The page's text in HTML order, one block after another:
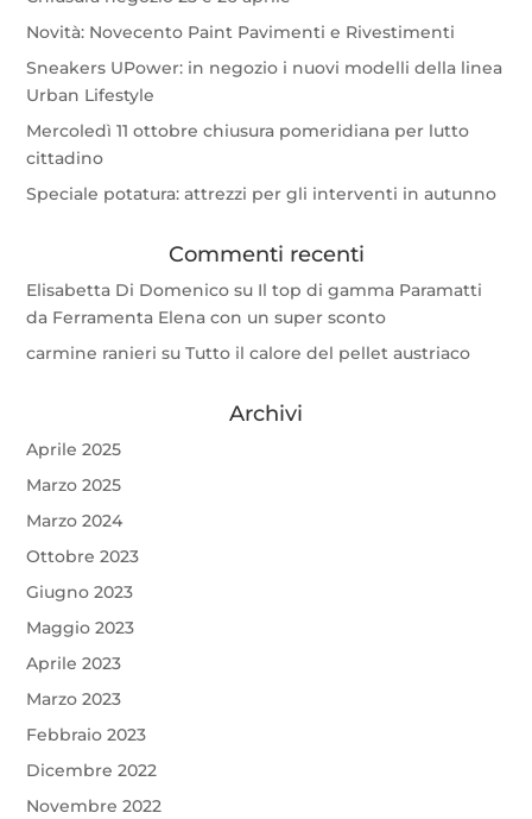
Novità: Novecento Paint Pavimenti e Rivestimenti
Sneakers UPower: in negozio i nuovi modelli della linea
Urban Lifestyle
Mercoledì 11 ottobre chiusura pomeridiana per lutto
cittadino
Speciale potatura: attrezzi per gli interventi in autunno
Commenti recenti
Elisabetta Di Domenico su Il top di gamma Paramatti
da Ferramenta Elena con un super sconto
carmine ranieri suTutto il calore del pellet austriaco
Archivi
Aprile 2025
Marzo 2025
Marzo 2024
Ottobre 2023
Giugno 2023
Maggio 2023
Aprile 2023
Marzo 2023
Febbraio 2023
Dicembre 2022
Novembre 2022